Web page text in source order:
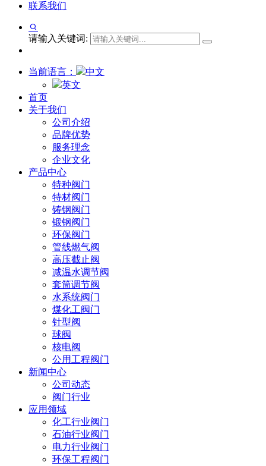
联系我们
请输入关键词:
当前语言：
中文
英文
首页
关于我们
公司介绍
品牌优势
服务理念
企业文化
产品中心
特种阀门
特材阀门
铸钢阀门
锻钢阀门
环保阀门
管线燃气阀
高压截止阀
减温水调节阀
套筒调节阀
水系统阀门
煤化工阀门
针型阀
球阀
核电阀
公用工程阀门
新闻中心
公司动态
阀门行业
应用领域
化工行业阀门
石油行业阀门
电力行业阀门
环保工程阀门